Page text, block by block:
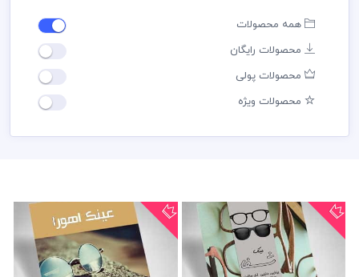
همه محصولات
محصولات رایگان
محصولات پولی
محصولات ویژه